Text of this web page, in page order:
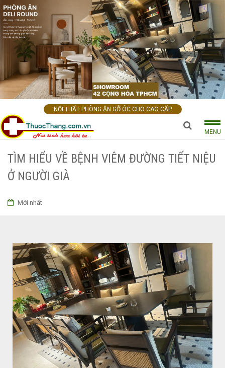
NỘI THẤT PHÒNG ĂN GỖ ÓC CHO CAO CẤP
MENU
TÌM HIỂU VỀ BỆNH VIÊM ĐƯỜNG TIẾT NIỆU
Ở NGƯỜI GIÀ
Mới nhất